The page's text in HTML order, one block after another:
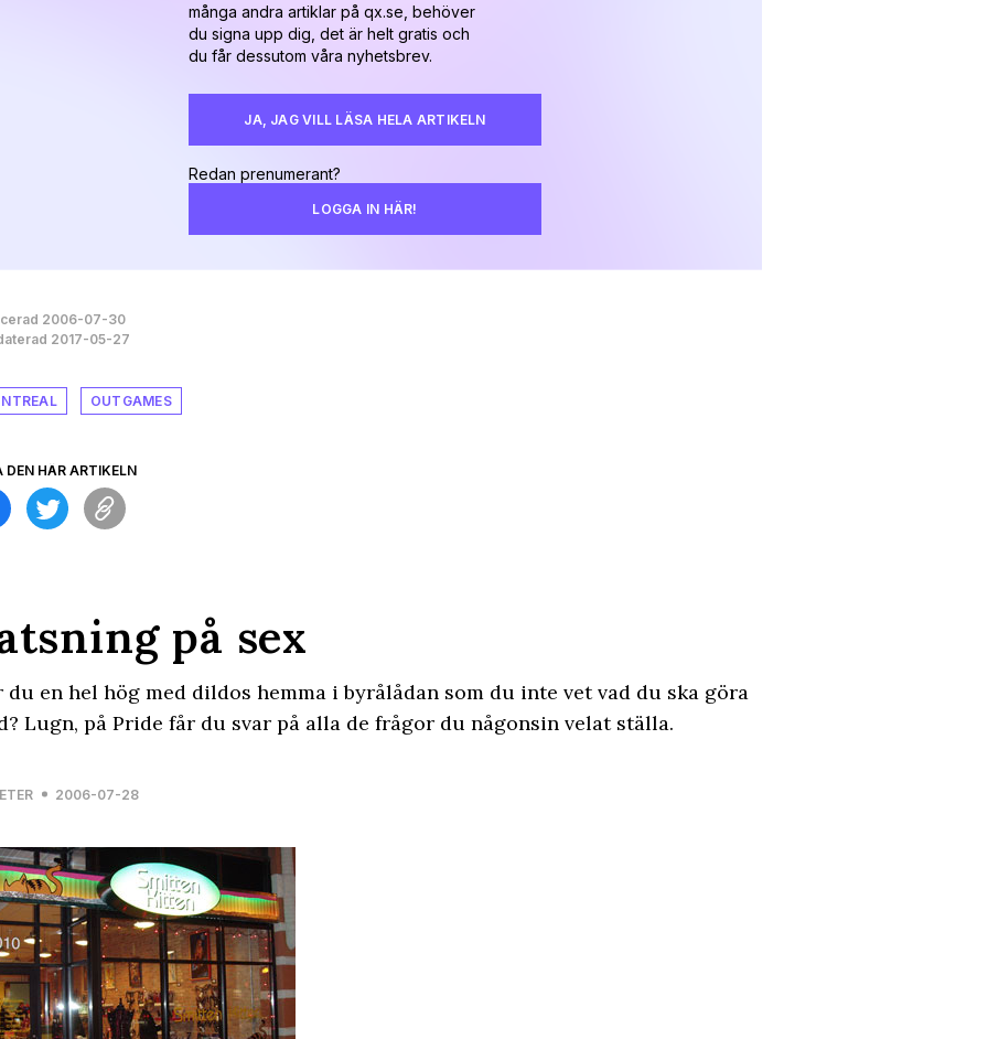
många andra artiklar på qx.se, behöver
du signa upp dig, det är helt gratis och
du får dessutom våra nyhetsbrev.
JA, JAG VILL LÄSA HELA ARTIKELN
Redan prenumerant?
LOGGA IN HÄR!
2006-07-30
2017-05-27
OUTGAMES
DEN HÄR ARTIKELN
på sex
du en hel hög med dildos hemma i byrålådan som du inte vet vad du ska göra
Lugn, på Pride får du svar på alla de frågor du någonsin velat ställa.
2006-07-28